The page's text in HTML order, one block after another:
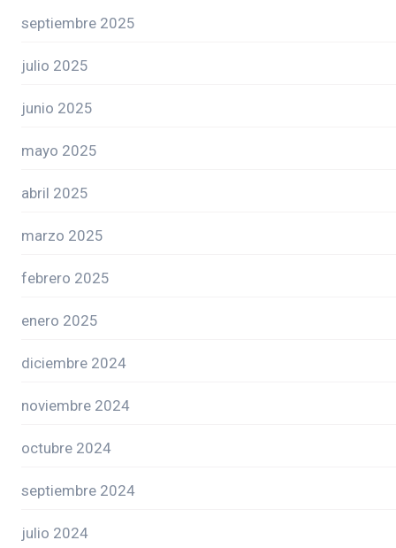
septiembre 2025
julio 2025
junio 2025
mayo 2025
abril 2025
marzo 2025
febrero 2025
enero 2025
diciembre 2024
noviembre 2024
octubre 2024
septiembre 2024
julio 2024